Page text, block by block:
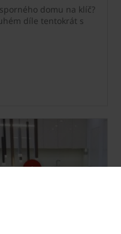
domu na klíč?
díle tentokrát s